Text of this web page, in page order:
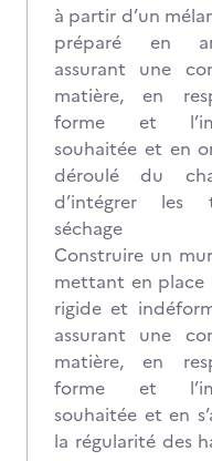
à partir d’un
préparé en
assurant une
matière, en
forme et
souhaitée et en
déroulé du
d’intégrer les
séchage
Construire un
mettant en place
rigide et
assurant une
matière, en
forme et
souhaitée et en
la régularité des